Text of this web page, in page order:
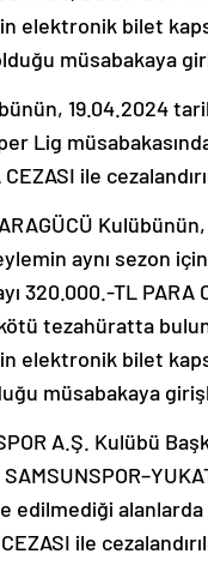
elektronik bilet
müsabakaya
19.04.2024
Lig
ile
aynı sezon
TL PARA
tezahüratta
elektronik bilet
müsabakaya
A.Ş. Kulübü
edilmediği alanlarda
ile